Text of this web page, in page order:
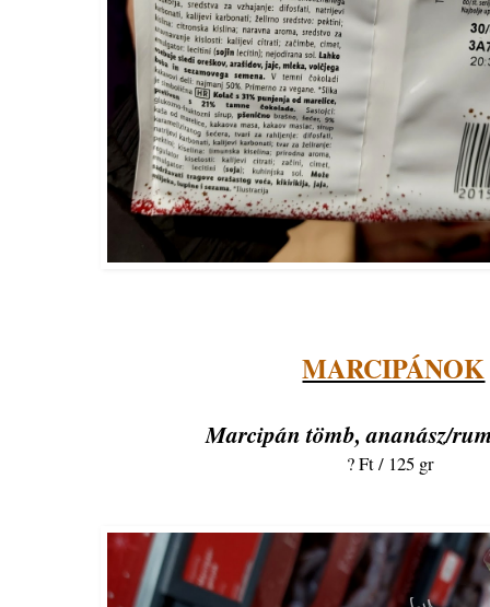
MARCIPÁNOK
Marcipán tömb, ananász/
? Ft / 125 gr